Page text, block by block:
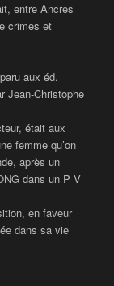
entre Ancres
crimes et
aux éd.
Jean-Christophe
était aux
femme qu’on
après un
dans un P V
en faveur
dans sa vie